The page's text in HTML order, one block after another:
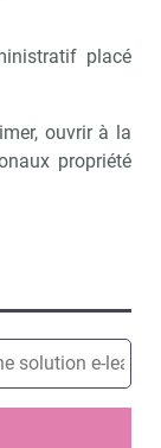
placé
ouvrir à la
propriété